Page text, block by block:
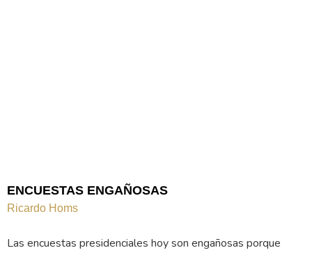
ENCUESTAS ENGAÑOSAS
Ricardo Homs
Las encuestas presidenciales hoy son engañosas porque